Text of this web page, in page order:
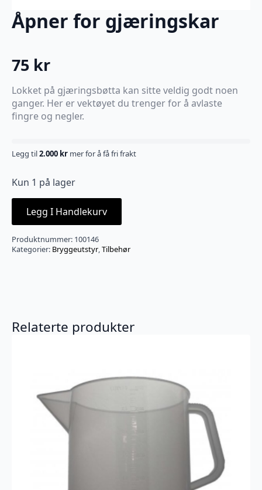
Åpner for gjæringskar
75 kr
Lokket på gjæringsbøtta kan sitte veldig godt noen
ganger. Her er vektøyet du trenger for å avlaste
fingre og negler.
Legg til2.000 kr mer for å få fri frakt
Kun 1 på lager
Legg I Handlekurv
Produktnummer: 100146
Kategorier: Bryggeutstyr,Tilbehør
Relaterte produkter